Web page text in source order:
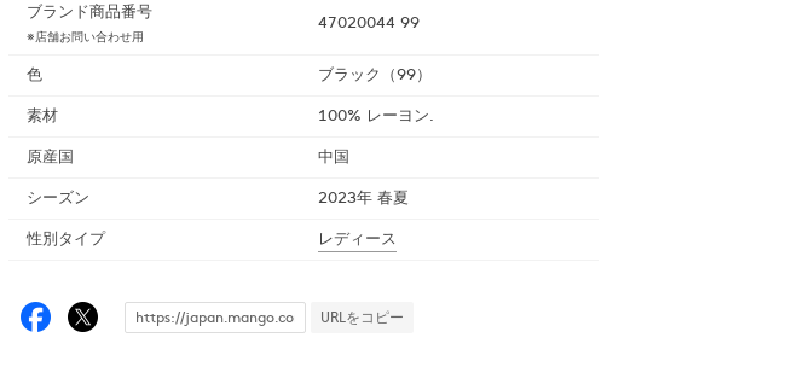
ブランド商品番号
※店舗お問い合わせ用
47020044 99
色
ブラック（99）
素材
100% レーヨン.
原産国
中国
シーズン
2023年 春夏
性別タイプ
レディース
URLをコピー